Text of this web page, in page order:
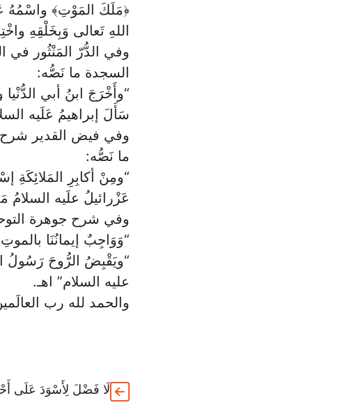
﴿مَلَكَ المَوْتِ﴾ واسْمُهُ
اللهِ تَعالى وَبِخَلْقِهِ
وفي الدُّرّ المَنْثُور في
السجدة ما نَصُّه:
“وأَخْرَجَ ابنُ أبي
سَأَلَ إبراهيمُ عَلَيه
وفي فيض القدير شرح
ما نَصُّه:
“ومِنْ أكابِرِ المَلائِكَةِ
عَزْرائيلُ علَيه السلامُ
وفي شرح جوهرة
“وَوَاجِبٌ إيمانُنَا
“ويَقْبِضُ الرُّوحَ رَسُولُ
عليه السلام” اهـ.
والحمد لله رب
لَا فَضْلَ لِأَسْوَدَ عَلَى